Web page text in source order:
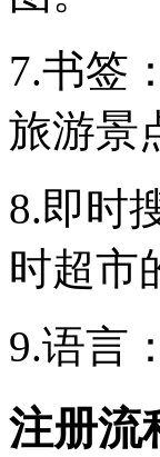
7.书签
旅游景
8.即时
时超市
9.语言
注册流